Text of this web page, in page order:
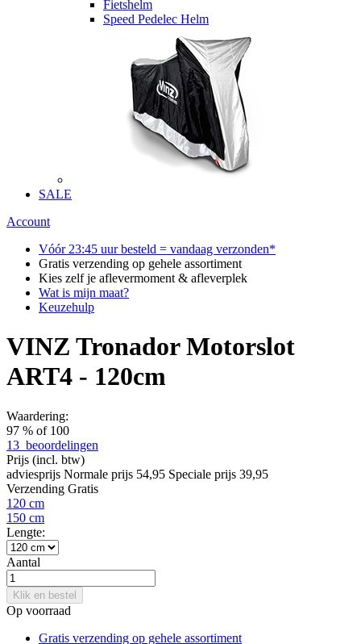
Fietshelm
Speed Pedelec Helm
SALE
Account
Vóór 23:45 uur besteld = vandaag verzonden*
Gratis verzending op gehele assortiment
Kies zelf je aflevermoment & afleverplek
Wat is mijn maat?
Keuzehulp
VINZ Tronador Motorslot
ART4 - 120cm
Waardering:
97 % of 100
13 beoordelingen
Prijs (incl. btw)
adviesprijs Normale prijs 54,95 Speciale prijs 39,95
Verzending Gratis
120 cm
150 cm
Lengte:
Aantal
Klik en bestel
Op voorraad
Gratis verzending op gehele assortiment